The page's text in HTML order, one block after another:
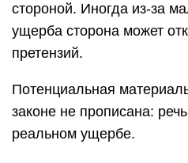
стороной. Иногда из-за
ущерба сторона может
претензий.
Потенциальная
законе не прописана:
реальном ущербе.